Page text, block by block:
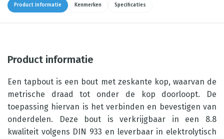
Product informatie Kenmerken Specificaties
Product informatie
Een tapbout is een bout met zeskante kop, waarvan de
metrische draad tot onder de kop doorloopt. De
toepassing hiervan is het verbinden en bevestigen van
onderdelen. Deze bout is verkrijgbaar in een 8.8
kwaliteit volgens DIN 933 en leverbaar in elektrolytisch